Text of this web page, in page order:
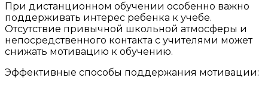
При дистанционном обучении особенно важно
поддерживать интерес ребенка к учебе.
Отсутствие привычной школьной атмосферы и
непосредственного контакта с учителями может
снижать мотивацию к обучению.
Эффективные способы поддержания мотивации: